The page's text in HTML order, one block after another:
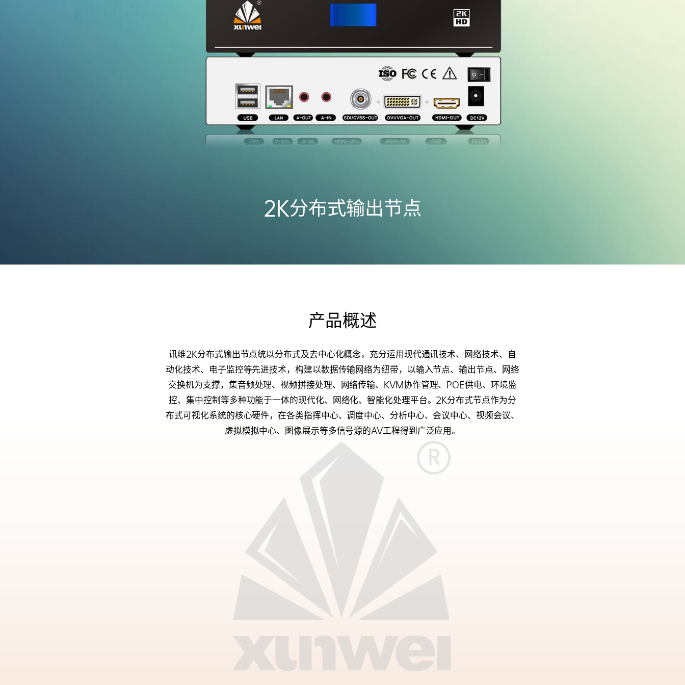
2K分布式输出节点
产品概述
讯维2K分布式输出节点统以分布式及去中心化概念，充分运用现代通讯技术、网络技术、自
动化技术、电子监控等先进技术，构建以数据传输网络为纽带，以输入节点、输出节点、网络
交换机为支撑，集音频处理、视频拼接处理、网络传输、KVM协作管理、POE供电、环境监
控、集中控制等多种功能于一体的现代化、网络化、智能化处理平台。2K分布式节点作为分
布式可视化系统的核心硬件，在各类指挥中心、调度中心、分析中心、会议中心、视频会议、
虚拟模拟中心、图像展示等多信号源的AV工程得到广泛应用。